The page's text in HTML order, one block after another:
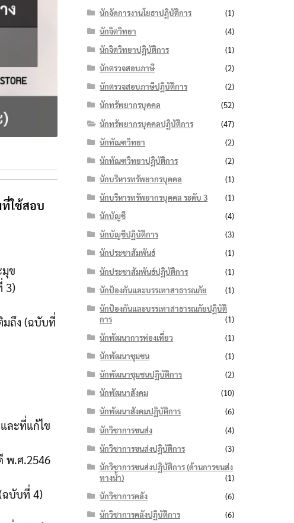
ที่ใช้สอบ
มุข
3)
มถึง (ฉบับที่
ละที่แก้ไข
พ.ศ.2546
ฉบับที่ 4)
นักจัดการงานโยธาปฏิบัติการ
(1)
นักจิตวิทยา
(4)
นักจิตวิทยาปฏิบัติการ
(1)
นักตรวจสอบภาษี
(2)
นักตรวจสอบภาษีปฏิบัติการ
(2)
นักทรัพยากรบุคคล
(52)
นักทรัพยากรบุคคลปฏิบัติการ
(47)
นักทัณฑวิทยา
(2)
นักทัณฑวิทยาปฏิบัติการ
(2)
นักบริหารทรัพยากรบุคคล
(1)
นักบริหารทรัพยากรบุคคล ระดับ 3
(1)
นักบัญชี
(4)
นักบัญชีปฏิบัติการ
(3)
นักประชาสัมพันธ์
(1)
นักประชาสัมพันธ์ปฏิบัติการ
(1)
นักป้องกันและบรรเทาสาธารณภัย
(1)
นักป้องกันและบรรเทาสาธารณภัยปฏิบัติ
การ
(1)
นักพัฒนาการท่องเที่ยว
(1)
นักพัฒนาชุมชน
(1)
นักพัฒนาชุมชนปฏิบัติการ
(2)
นักพัฒนาสังคม
(10)
นักพัฒนาสังคมปฏิบัติการ
(6)
นักวิชาการขนส่ง
(4)
นักวิชาการขนส่งปฏิบัติการ
(3)
นักวิชาการขนส่งปฏิบัติการ (ด้านการขนส่ง
ทางน้ำ)
(1)
นักวิชาการคลัง
(6)
นักวิชาการคลังปฏิบัติการ
(6)